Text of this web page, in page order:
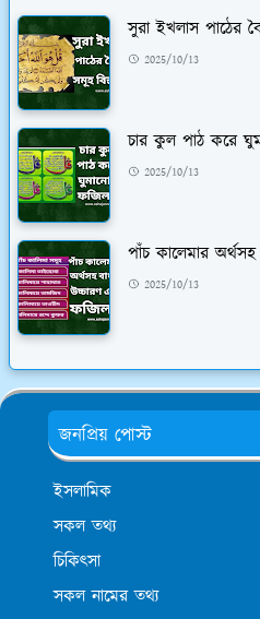
সুরা ইখলাস পাঠের
2025/10/13
চার কুল পাঠ করে
2025/10/13
পাঁচ কালেমার
2025/10/13
জনপ্রিয় পোস্ট
ইসলামিক
সকল তথ্য
চিকিৎসা
সকল নামের তথ্য